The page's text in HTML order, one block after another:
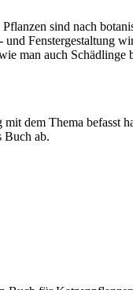
sind nach
Fenstergestaltung
man auch
dem Thema befasst
Buch ab.